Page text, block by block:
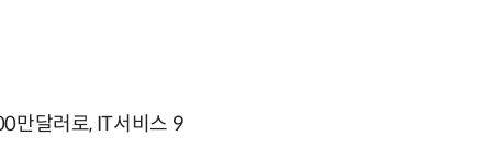
만달러로, IT서비스 9